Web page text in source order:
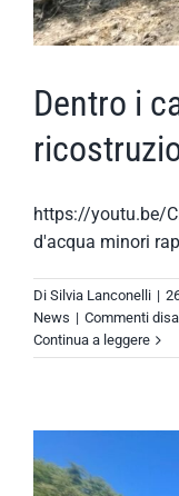
Dentro i
https://youtu.be/
d'acqua minori
Di Silvia Lanconelli |
News | Commenti
Continua a leggere